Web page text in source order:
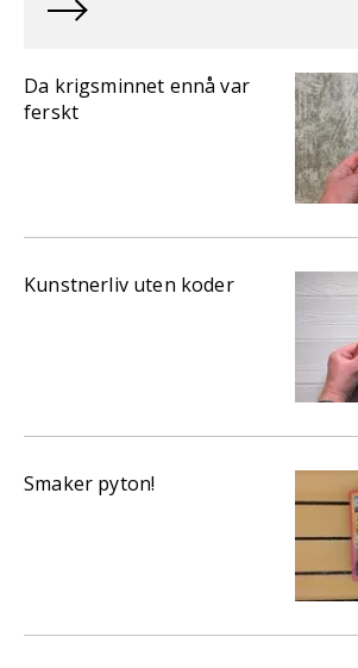
Da krigsminnet ennå var
ferskt
Kunstnerliv uten koder
Smaker pyton!